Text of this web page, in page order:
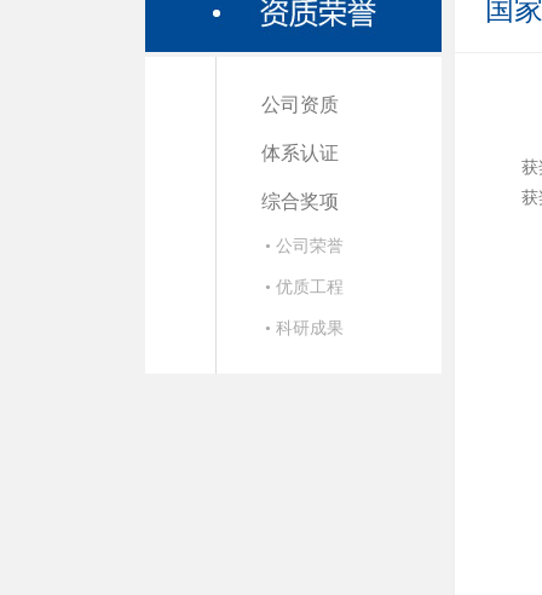
公司资质
体系认证
综合奖项
• 公司荣誉
• 优质工程
• 科研成果
国
获
获